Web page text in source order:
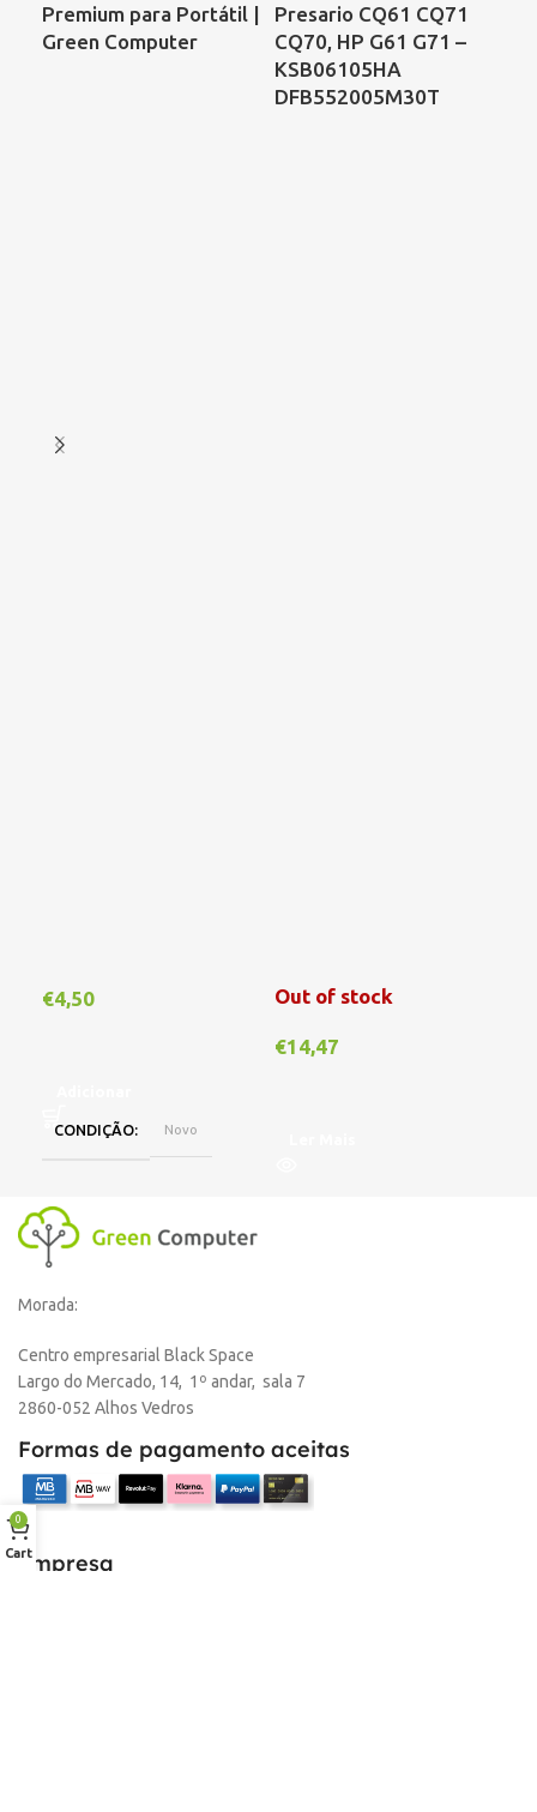
Premium para Portátil |
Green Computer
€4,50
CONDIÇÃO Novo
Presario CQ61 CQ71
CQ70, HP G61 G71 –
KSB06105HA
DFB552005M30T
Out of stock
€14,47
Morada:
Centro empresarial Black Space
Largo do Mercado, 14, 1º andar, sala 7
2860-052 Alhos Vedros
Formas de pagamento aceitas
Empresa
0
Cart